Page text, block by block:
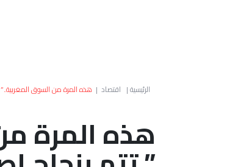
الرئيسية| اقتصاد | هذه المرة من السوق المغربية..” OCP ” تتم بنجاح إصدار سندات بقيمة 5 ملايير درهم